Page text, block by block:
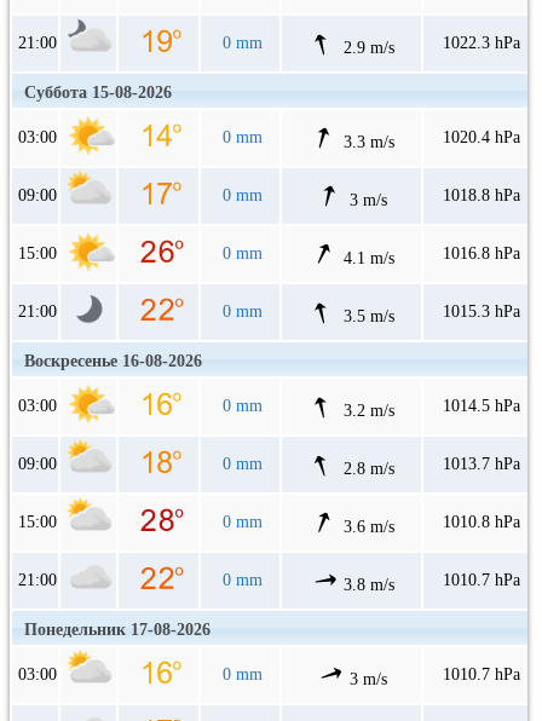
21:00 0 mm 2.9 m/s 1022.3 hPa
Суббота 15-08-2026
03:00 0 mm 3.3 m/s 1020.4 hPa
09:00 0 mm 3 m/s 1018.8 hPa
15:00 0 mm 4.1 m/s 1016.8 hPa
21:00 0 mm 3.5 m/s 1015.3 hPa
Воскресенье 16-08-2026
03:00 0 mm 3.2 m/s 1014.5 hPa
09:00 0 mm 2.8 m/s 1013.7 hPa
15:00 0 mm 3.6 m/s 1010.8 hPa
21:00 0 mm 3.8 m/s 1010.7 hPa
Понедельник 17-08-2026
03:00 0 mm 3 m/s 1010.7 hPa